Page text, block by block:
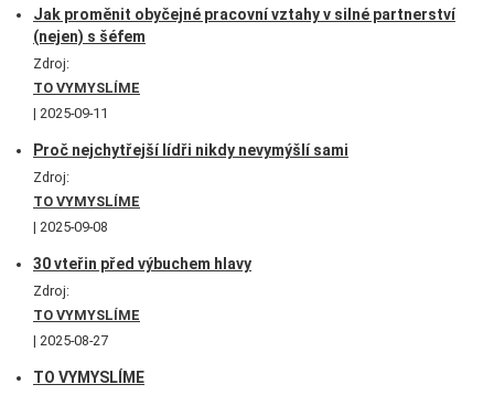
Jak proměnit obyčejné pracovní vztahy v silné partnerství
(nejen) s šéfem
Zdroj:
TO VYMYSLÍME
2025-09-11
Proč nejchytřejší lídři nikdy nevymýšlí sami
Zdroj:
TO VYMYSLÍME
2025-09-08
30 vteřin před výbuchem hlavy
Zdroj:
TO VYMYSLÍME
2025-08-27
TO VYMYSLÍME